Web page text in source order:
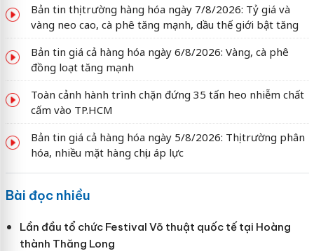
Bản tin thị trường hàng hóa ngày 7/8/2026: Tỷ giá và
vàng neo cao, cà phê tăng mạnh, dầu thế giới bật tăng
Bản tin giá cả hàng hóa ngày 6/8/2026: Vàng, cà phê
đồng loạt tăng mạnh
Toàn cảnh hành trình chặn đứng 35 tấn heo nhiễm chất
cấm vào TP.HCM
Bản tin giá cả hàng hóa ngày 5/8/2026: Thị trường phân
hóa, nhiều mặt hàng chịu áp lực
Bài đọc nhiều
Lần đầu tổ chức Festival Võ thuật quốc tế tại Hoàng
thành Thăng Long